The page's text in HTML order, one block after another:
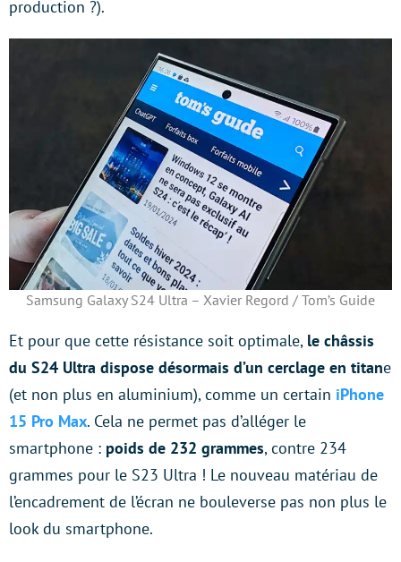
production ?).
Samsung Galaxy S24 Ultra – Xavier Regord / Tom’s Guide
Et pour que cette résistance soit optimale, le châssis
du S24 Ultra dispose désormais d’un cerclage en titane
(et non plus en aluminium), comme un certain iPhone
15 Pro Max. Cela ne permet pas d’alléger le
smartphone : poids de 232 grammes, contre 234
grammes pour le S23 Ultra ! Le nouveau matériau de
l’encadrement de l’écran ne bouleverse pas non plus le
look du smartphone.